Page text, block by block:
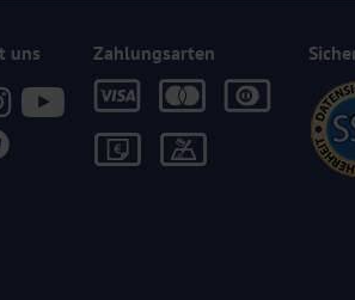
uns Zahlungsarten